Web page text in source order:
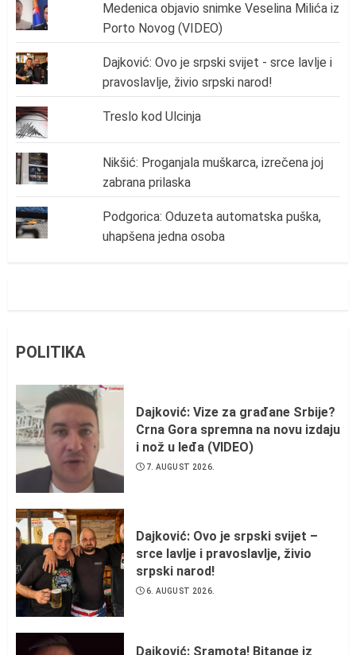
Medenica objavio snimke Veselina Milića iz
Porto Novog (VIDEO)
Dajković: Ovo je srpski svijet - srce lavlje i
pravoslavlje, živio srpski narod!
Treslo kod Ulcinja
Nikšić: Proganjala muškarca, izrečena joj
zabrana prilaska
Podgorica: Oduzeta automatska puška,
uhapšena jedna osoba
POLITIKA
Dajković: Vize za građane Srbije?
Crna Gora spremna na novu izdaju
i nož u leđa (VIDEO)
7. AUGUST 2026.
Dajković: Ovo je srpski svijet –
srce lavlje i pravoslavlje, živio
srpski narod!
6. AUGUST 2026.
Dajković: Sramota! Bitange iz